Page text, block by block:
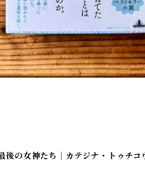
後の女神たち｜カテジナ・トゥチ